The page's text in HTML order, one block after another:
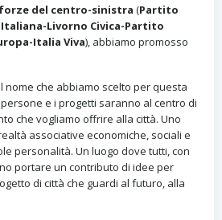
forze del centro-sinistra (Partito
Livorno Civica-Partito
Italia Viva), abbiamo promosso
nome che abbiamo scelto per questa
e i progetti saranno al centro di
che vogliamo offrire alla città. Uno
associative economiche, sociali e
personalità. Un luogo dove tutti, con
portare un contributo di idee per
di città che guardi al futuro, alla